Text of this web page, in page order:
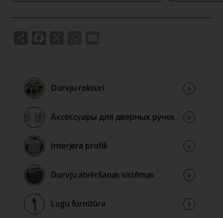
Durvju rokturi
Аксессуары для дверных ручек
Interjera profili
Durvju atvēršanas sistēmas
Logu furnitūra